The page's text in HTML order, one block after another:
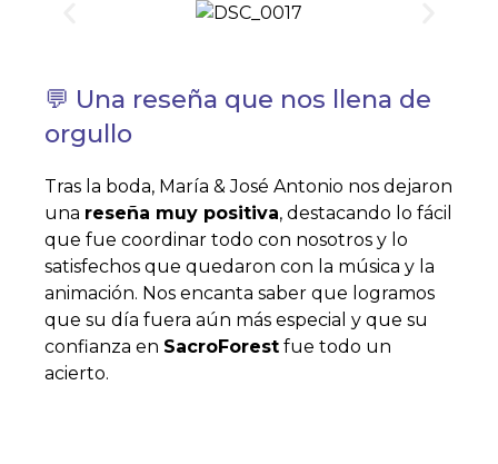
💬 Una reseña que nos llena de
orgullo
Tras la boda, María & José Antonio nos dejaron
una reseña muy positiva, destacando lo fácil
que fue coordinar todo con nosotros y lo
satisfechos que quedaron con la música y la
animación. Nos encanta saber que logramos
que su día fuera aún más especial y que su
confianza en SacroForest fue todo un
acierto.